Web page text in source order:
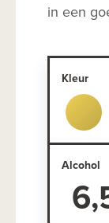
in een
Kleur
Alcohol